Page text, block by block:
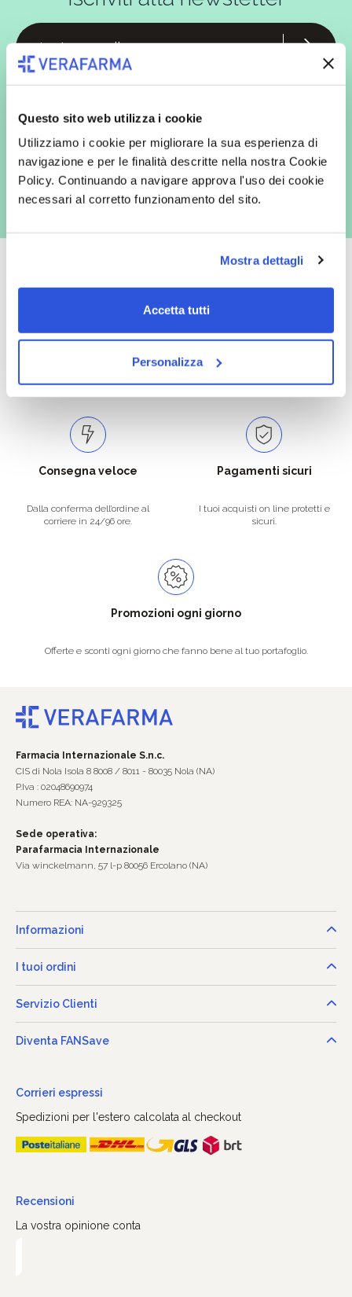
Questo sito web utilizza i cookie
Utilizziamo i cookie per migliorare la sua esperienza di
navigazione e per le finalità descritte nella nostra Cookie
Policy. Continuando a navigare approva l'uso dei cookie
necessari al corretto funzionamento del sito.
Mostra dettagli
Accetta tutti
Personalizza
commerciali da parte di Verafarma, tra cui invio di comunicazioni
con inviti e comunicazioni commerciali - e modalità tradizionali, quali ad
es. posta cartacea)
Oltre 50.000 prodotti
per soddisfare tutte le esigenze.
Spedizione gratuita
la spedizione la regaliamo noi.
Consegna veloce
Dalla conferma dell’ordine al
corriere in 24/96 ore.
Pagamenti sicuri
I tuoi acquisti on line protetti e
sicuri.
Promozioni ogni giorno
Offerte e sconti ogni giorno che fanno bene al tuo portafoglio.
Farmacia Internazionale S.n.c.
CIS di Nola Isola 8 8008 / 8011 - 80035 Nola (NA)
P.Iva : 02048690974
Numero REA: NA-929325
Sede operativa:
Parafarmacia Internazionale
Via winckelmann, 57 l-p 80056 Ercolano (NA)
Informazioni
I tuoi ordini
Servizio Clienti
Diventa FANSave
Corrieri espressi
Spedizioni per l'estero calcolata al checkout
Recensioni
La vostra opinione conta